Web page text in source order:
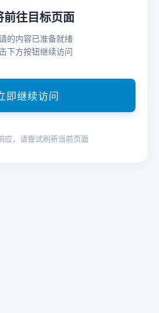
前往目标页面
的内容已准备就绪
下方按钮继续访问
即继续访问
应，请尝试刷新当前页面